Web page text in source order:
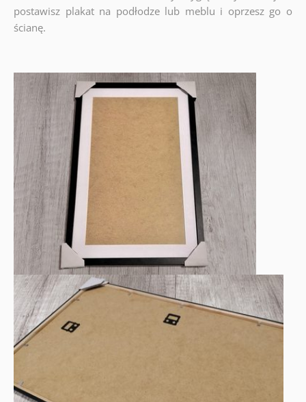
postawisz plakat na podłodze lub meblu i oprzesz go o
ścianę.